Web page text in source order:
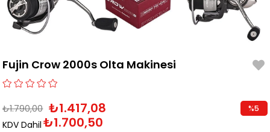
Fujin Crow 2000s Olta Makinesi
₺1.790,00 ₺1.417,08
KDV Dahil ₺1.700,50
%5